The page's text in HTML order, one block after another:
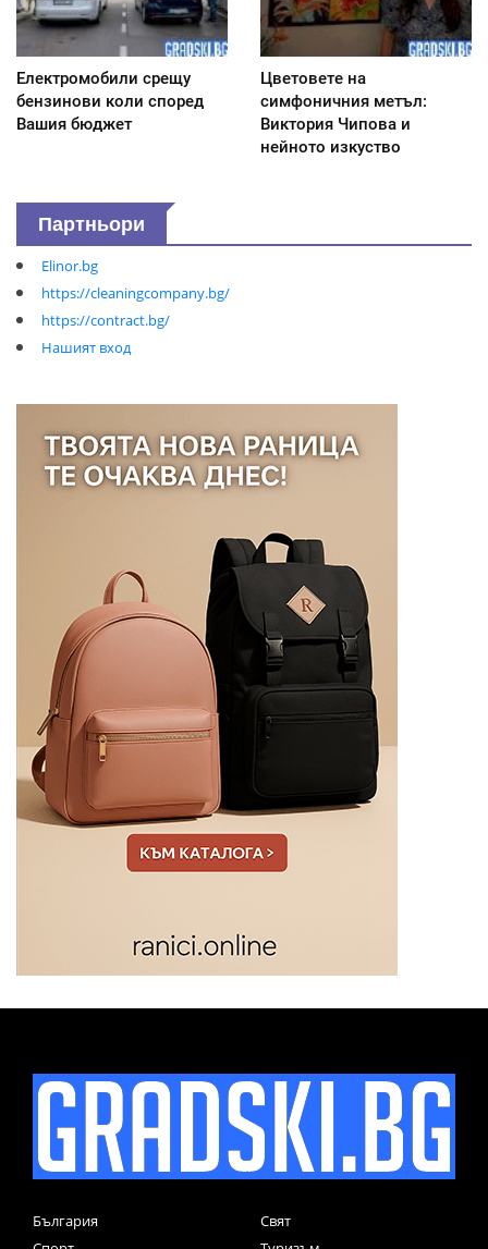
Електромобили срещу
бензинови коли според
Вашия бюджет
Цветовете на
симфоничния метъл:
Виктория Чипова и
нейното изкуство
Партньори
Elinor.bg
https://cleaningcompany.bg/
https://contract.bg/
Нашият вход
България
Свят